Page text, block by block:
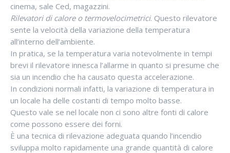
cinema, sale Ced, magazzini.
Rilevatori di calore o termovelocimetrici. Questo rilevatore
sente la velocità della variazione della temperatura
all’interno dell’ambiente.
In pratica, se la temperatura varia notevolmente in tempi
brevi il rilevatore innesca l’allarme in quanto si presume che
sia un incendio che ha causato questa accelerazione.
In condizioni normali infatti, la variazione di temperatura in
un locale ha delle costanti di tempo molto basse.
Questo vale se nel locale non ci sono altre fonti di calore
come possono essere dei forni.
È una tecnica di rilevazione adeguata quando l’incendio
sviluppa molto rapidamente una grande quantità di calore